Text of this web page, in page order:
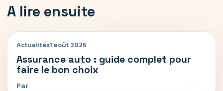
A lire ensuite
Actualités1 août 2026
Assurance auto : guide complet pour
faire le bon choix
Par